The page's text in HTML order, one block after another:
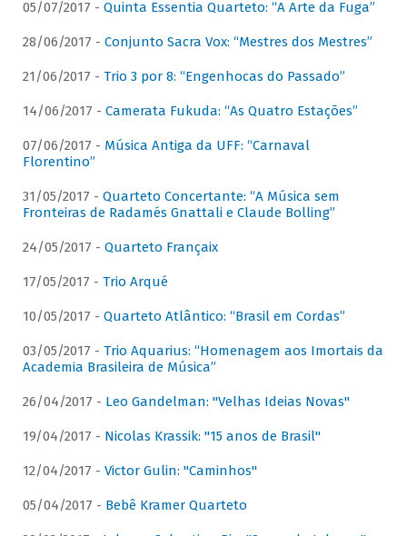
05/07/2017 - Quinta Essentia Quarteto: “A Arte da Fuga”
28/06/2017 - Conjunto Sacra Vox: “Mestres dos Mestres”
21/06/2017 - Trio 3 por 8: “Engenhocas do Passado”
14/06/2017 - Camerata Fukuda: “As Quatro Estações”
07/06/2017 - Música Antiga da UFF: “Carnaval
Florentino”
31/05/2017 - Quarteto Concertante: “A Música sem
Fronteiras de Radamés Gnattali e Claude Bolling”
24/05/2017 - Quarteto Françaix
17/05/2017 - Trio Arqué
10/05/2017 - Quarteto Atlântico: “Brasil em Cordas”
03/05/2017 - Trio Aquarius: “Homenagem aos Imortais da
Academia Brasileira de Música”
26/04/2017 - Leo Gandelman: "Velhas Ideias Novas"
19/04/2017 - Nicolas Krassik: "15 anos de Brasil"
12/04/2017 - Victor Gulin: "Caminhos"
05/04/2017 - Bebê Kramer Quarteto